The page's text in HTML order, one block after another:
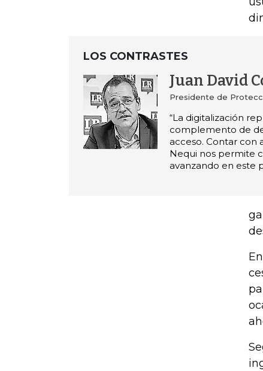
LOS CONTRASTES
Juan David
Presidente de
“La digitalización
complemento de
acceso. Contar con
Nequi nos permite
avanzando en este